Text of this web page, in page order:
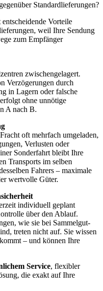
Standardlieferungen?
Vorteile
weil Ihre Sendung
zum Empfänger
zwischengelagert.
Verzögerungen durch
in Lagern oder falsche
ohne unnötige
A nach B.
oft mehrfach umgeladen,
Verlusten oder
Sonderfahrt bleibt Ihre
Transports im selben
Fahrers – maximale
wertvolle Güter.
individuell geplant
über den Ablauf.
wie sie bei Sammelgut-
treten nicht auf. Sie wissen
– und können Ihre
Service, flexibler
die exakt auf Ihre